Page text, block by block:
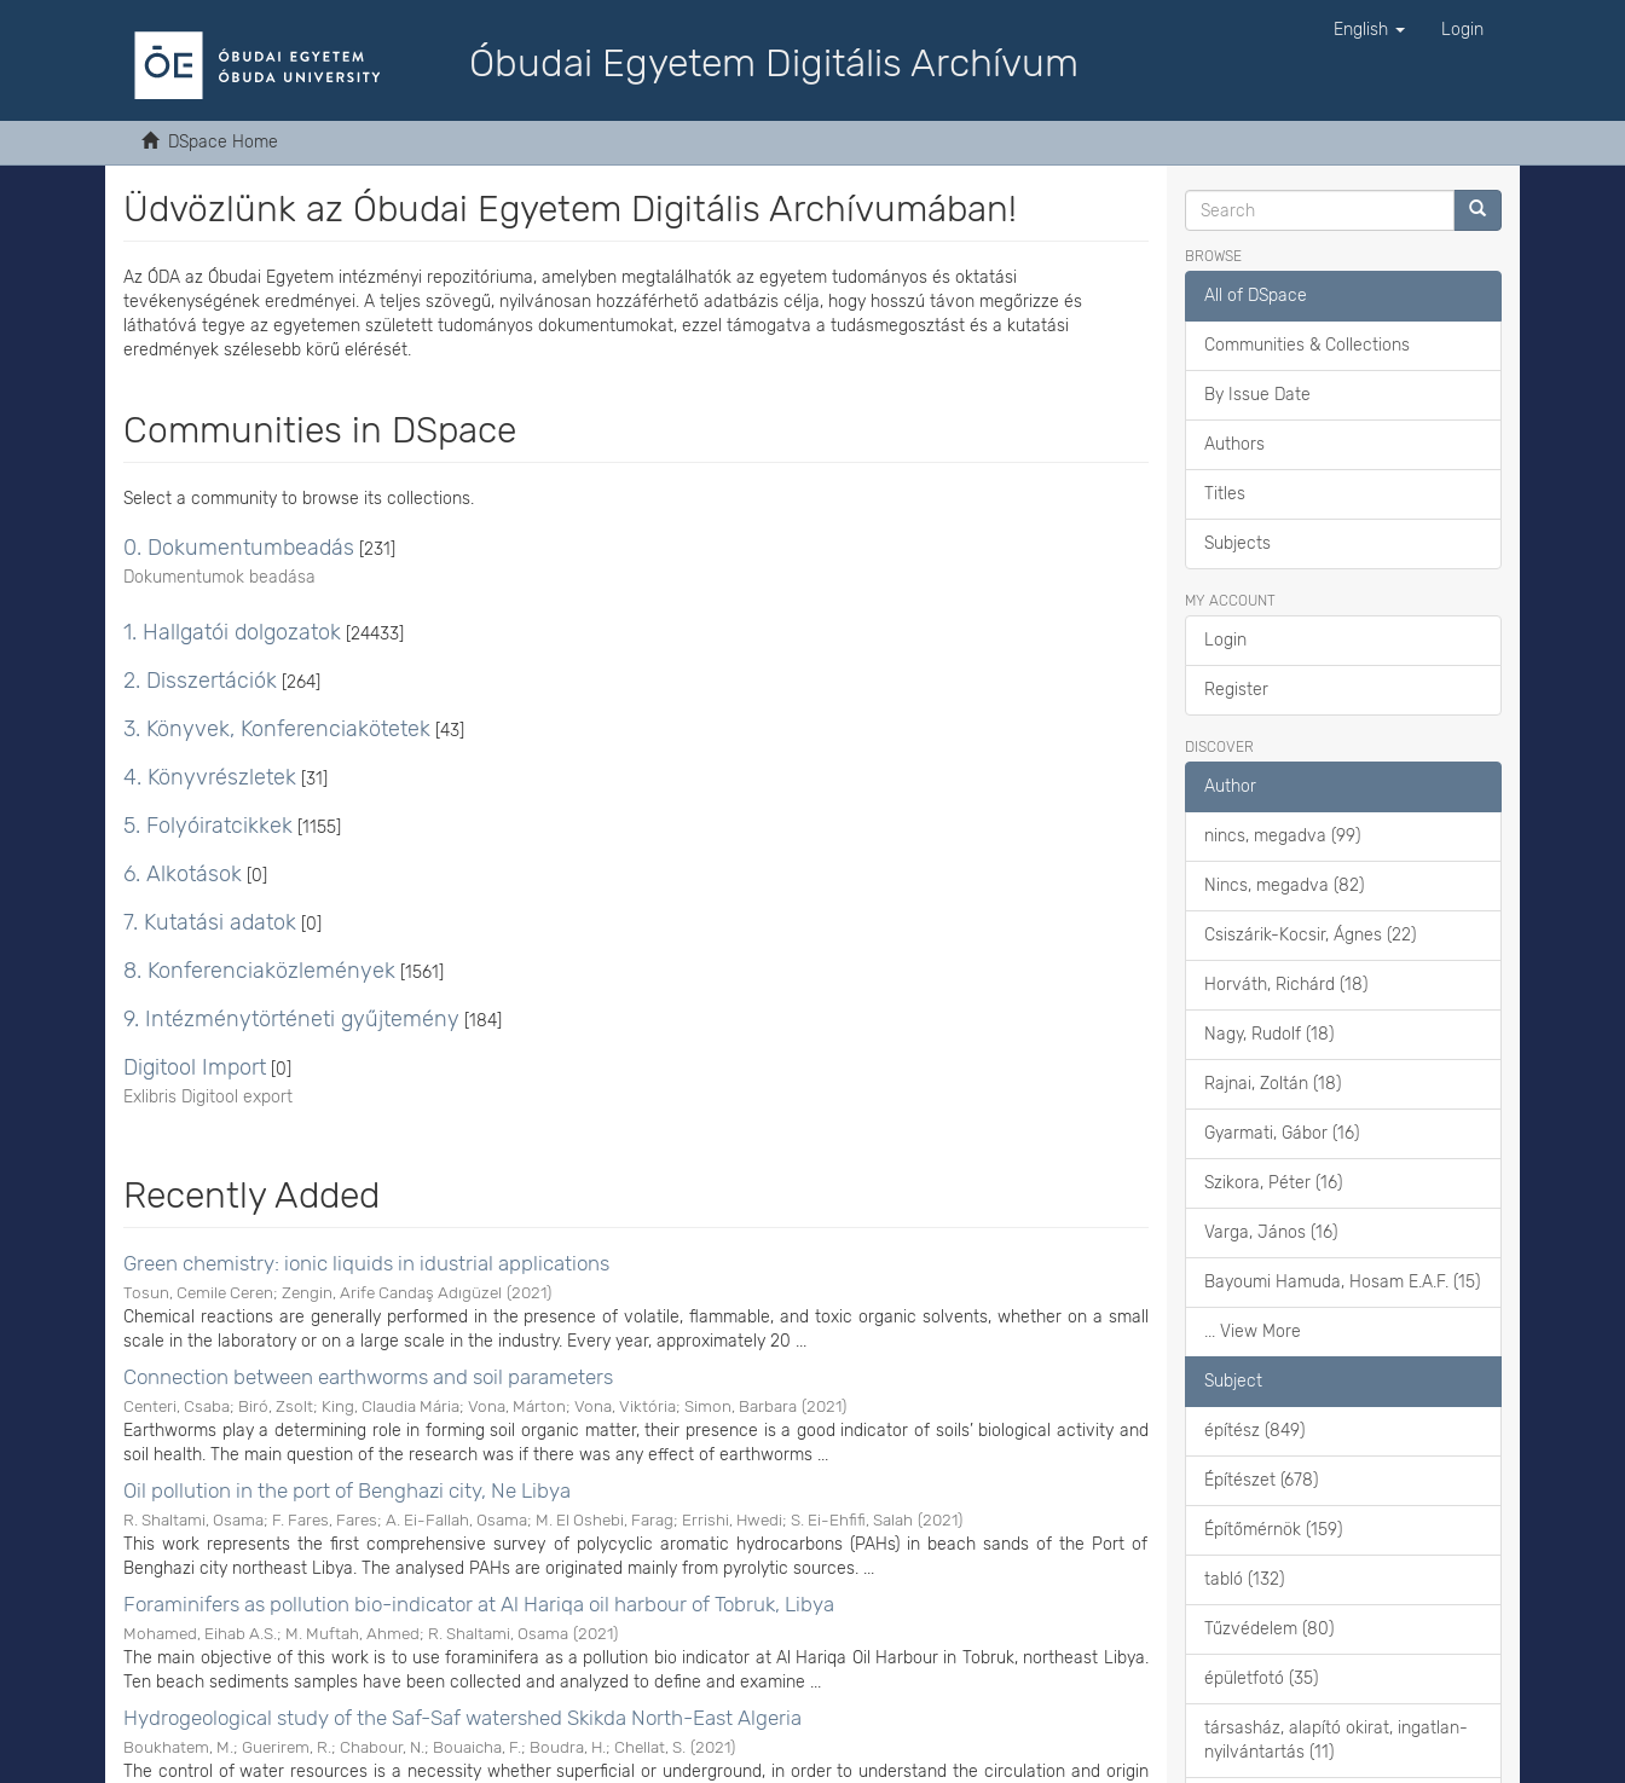
Óbudai Egyetem Digitális Archívum
English Login
DSpace Home
Üdvözlünk az Óbudai Egyetem Digitális Archívumában!
Az ÓDA az Óbudai Egyetem intézményi repozitóriuma, amelyben megtalálhatók az egyetem tudományos és oktatási
tevékenységének eredményei. A teljes szövegű, nyilvánosan hozzáférhető adatbázis célja, hogy hosszú távon megőrizze és
láthatóvá tegye az egyetemen született tudományos dokumentumokat, ezzel támogatva a tudásmegosztást és a kutatási
eredmények szélesebb körű elérését.
Communities in DSpace
Select a community to browse its collections.
0. Dokumentumbeadás [231]
Dokumentumok beadása
1. Hallgatói dolgozatok [24433]
2. Disszertációk [264]
3. Könyvek, Konferenciakötetek [43]
4. Könyvrészletek [31]
5. Folyóiratcikkek [1155]
6. Alkotások [0]
7. Kutatási adatok [0]
8. Konferenciaközlemények [1561]
9. Intézménytörténeti gyűjtemény [184]
Digitool Import [0]
Exlibris Digitool export
Recently Added
Green chemistry: ionic liquids in idustrial applications
Tosun, Cemile Ceren; Zengin, Arife Candaş Adıgüzel (2021)
Chemical reactions are generally performed in the presence of volatile, flammable, and toxic organic solvents, whether on a small
scale in the laboratory or on a large scale in the industry. Every year, approximately 20 ...
Connection between earthworms and soil parameters
Centeri, Csaba; Biró, Zsolt; King, Claudia Mária; Vona, Márton; Vona, Viktória; Simon, Barbara (2021)
Earthworms play a determining role in forming soil organic matter, their presence is a good indicator of soils’ biological activity and
soil health. The main question of the research was if there was any effect of earthworms ...
Oil pollution in the port of Benghazi city, Ne Libya
R. Shaltami, Osama; F. Fares, Fares; A. Ei-Fallah, Osama; M. El Oshebi, Farag; Errishi, Hwedi; S. Ei-Ehfifi, Salah (2021)
This work represents the first comprehensive survey of polycyclic aromatic hydrocarbons (PAHs) in beach sands of the Port of
Benghazi city northeast Libya. The analysed PAHs are originated mainly from pyrolytic sources. ...
Foraminifers as pollution bio-indicator at Al Hariqa oil harbour of Tobruk, Libya
Mohamed, Eihab A.S. ; M. Muftah, Ahmed; R. Shaltami, Osama (2021)
The main objective of this work is to use foraminifera as a pollution bio indicator at Al Hariqa Oil Harbour in Tobruk, northeast Libya.
Ten beach sediments samples have been collected and analyzed to define and examine ...
Hydrogeological study of the Saf-Saf watershed Skikda North-East Algeria
Boukhatem, M. ; Guerirem, R. ; Chabour, N. ; Bouaicha, F. ; Boudra, H. ; Chellat, S. (2021)
The control of water resources is a necessity whether superficial or underground, in order to understand the circulation and origin
BROWSE
All of DSpace
Communities & Collections
By Issue Date
Authors
Titles
Subjects
MY ACCOUNT
Login
Register
DISCOVER
Author
nincs, megadva (99)
Nincs, megadva (82)
Csiszárik-Kocsir, Ágnes (22)
Horváth, Richárd (18)
Nagy, Rudolf (18)
Rajnai, Zoltán (18)
Gyarmati, Gábor (16)
Szikora, Péter (16)
Varga, János (16)
Bayoumi Hamuda, Hosam E.A.F. (15)
... View More
Subject
építész (849)
Építészet (678)
Építőmérnök (159)
tabló (132)
Tűzvédelem (80)
épületfotó (35)
társasház, alapító okirat, ingatlan-
nyilvántartás (11)